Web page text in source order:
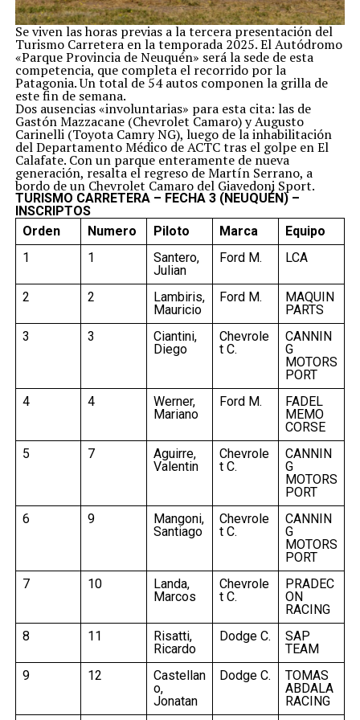
Se viven las horas previas a la tercera presentación del
Turismo Carretera en la temporada 2025. El Autódromo
«Parque Provincia de Neuquén» será la sede de esta
competencia, que completa el recorrido por la
Patagonia. Un total de 54 autos componen la grilla de
este fin de semana.
Dos ausencias «involuntarias» para esta cita: las de
Gastón Mazzacane (Chevrolet Camaro) y Augusto
Carinelli (Toyota Camry NG), luego de la inhabilitación
del Departamento Médico de ACTC tras el golpe en El
Calafate. Con un parque enteramente de nueva
generación, resalta el regreso de Martín Serrano, a
bordo de un Chevrolet Camaro del Giavedoni Sport.
TURISMO CARRETERA – FECHA 3 (NEUQUÉN) –
INSCRIPTOS
Orden
Numero Piloto Marca
Equipo
1
1
Santero,
Julian
Ford M. LCA
2 2
Lambiris,
Mauricio
Ford M.
MAQUIN
PARTS
3
3
Ciantini,
Diego
Chevrole
t C.
CANNIN
G
MOTORS
PORT
4
4
Werner,
Mariano
Ford M.
FADEL
MEMO
CORSE
5
7
Aguirre,
Valentin
Chevrole
t C.
CANNIN
G
MOTORS
PORT
6
9
Mangoni,
Santiago
Chevrole
t C.
CANNIN
G
MOTORS
PORT
7
10
Landa,
Marcos
Chevrole
t C.
PRADEC
ON
RACING
8
11
Risatti,
Ricardo
Dodge C.
SAP
TEAM
9
12
Castellan
o,
Jonatan
Dodge C.
TOMAS
ABDALA
RACING